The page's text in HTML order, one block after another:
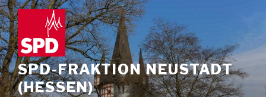
Zum
Inhalt
springen
SPD-FRAKTION NEUSTADT
(HESSEN)